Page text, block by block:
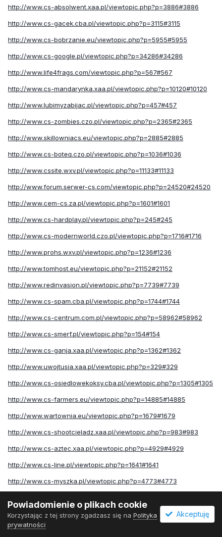
http://www.cs-absolwent.xaa.pl/viewtopic.php?p=3886#3886
http://www.cs-gacek.cba.pl/viewtopic.php?p=3115#3115
http://www.cs-bobrzanie.eu/viewtopic.php?p=5955#5955
http://www.cs-google.pl/viewtopic.php?p=34286#34286
http://www.life4frags.com/viewtopic.php?p=567#567
http://www.cs-mandarynka.xaa.pl/viewtopic.php?p=10120#10120
http://www.lubimyzabijac.pl/viewtopic.php?p=457#457
http://www.cs-zombies.czo.pl/viewtopic.php?p=2365#2365
http://www.skillowniacs.eu/viewtopic.php?p=2885#2885
http://www.cs-boteq.czo.pl/viewtopic.php?p=1036#1036
http://www.cssite.wxv.pl/viewtopic.php?p=11133#11133
http://www.forum.serwer-cs.com/viewtopic.php?p=24520#24520
http://www.cem-cs.za.pl/viewtopic.php?p=1601#1601
http://www.cs-hardplay.pl/viewtopic.php?p=245#245
http://www.cs-modernworld.czo.pl/viewtopic.php?p=1716#1716
http://www.prohs.wxv.pl/viewtopic.php?p=1236#1236
http://www.tomhost.eu/viewtopic.php?p=21152#21152
http://www.redinvasion.pl/viewtopic.php?p=7739#7739
http://www.cs-spam.cba.pl/viewtopic.php?p=1744#1744
http://www.cs-centrum.com.pl/viewtopic.php?p=58962#58962
http://www.cs-smerf.pl/viewtopic.php?p=154#154
http://www.cs-ganja.xaa.pl/viewtopic.php?p=1362#1362
http://www.uwojtusia.xaa.pl/viewtopic.php?p=329#329
http://www.cs-osiedlowekoksy.cba.pl/viewtopic.php?p=1305#1305
http://www.cs-farmers.eu/viewtopic.php?p=14885#14885
http://www.wartownia.eu/viewtopic.php?p=1679#1679
http://www.cs-shootcieladz.xaa.pl/viewtopic.php?p=983#983
http://www.cs-aztec.xaa.pl/viewtopic.php?p=4929#4929
http://www.cs-line.pl/viewtopic.php?p=1641#1641
http://www.cs-myszka.pl/viewtopic.php?p=4773#4773
http://www.cs-reksio.xaa.pl/viewtopic.php?p=188#188
http://www.ukrasnoludka.czo.pl/viewtopic.php?p=2545#2545
Powiadomienie o plikach cookie
Korzystając z tej strony zgadzasz się na Polityka
prywatności
Akceptuję